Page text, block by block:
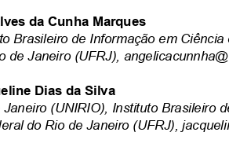
da Cunha Marques
Brasileiro de Informação em Ciência
de Janeiro (UFRJ),
Dias da Silva
Janeiro (UNIRIO), Instituto Brasileiro
do Rio de Janeiro (UFRJ),